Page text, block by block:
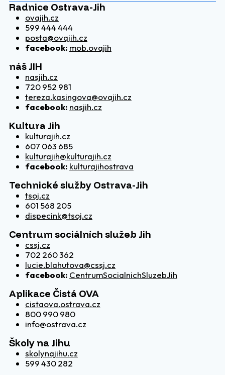
Radnice Ostrava-Jih
ovajih.cz
599 444 444
posta@ovajih.cz
facebook: mob.ovajih
náš JIH
nasjih.cz
720 952 981
tereza.kasingova@ovajih.cz
facebook: nasjih.cz
Kultura Jih
kulturajih.cz
607 063 685
kulturajih@kulturajih.cz
facebook: kulturajihostrava
Technické služby Ostrava-Jih
tsoj.cz
601 568 205
dispecink@tsoj.cz
Centrum sociálních služeb Jih
cssj.cz
702 260 362
lucie.blahutova@cssj.cz
facebook: CentrumSocialnichSluzebJih
Aplikace Čistá OVA
cistaova.ostrava.cz
800 990 980
info@ostrava.cz
Školy na Jihu
skolynajihu.cz
599 430 282